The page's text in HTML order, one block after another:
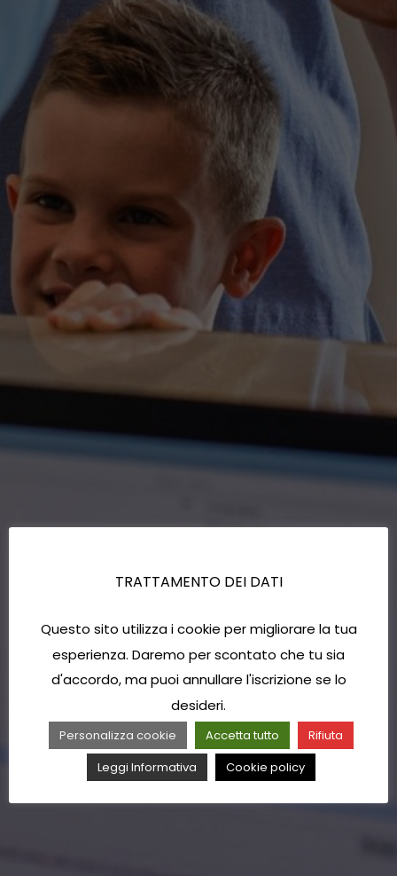
TRATTAMENTO DEI DATI
Questo sito utilizza i cookie per migliorare la tua
esperienza. Daremo per scontato che tu sia
d'accordo, ma puoi annullare l'iscrizione se lo
desideri.
Personalizza cookie Accetta tutto
Rifiuta
Leggi Informativa
Cookie policy